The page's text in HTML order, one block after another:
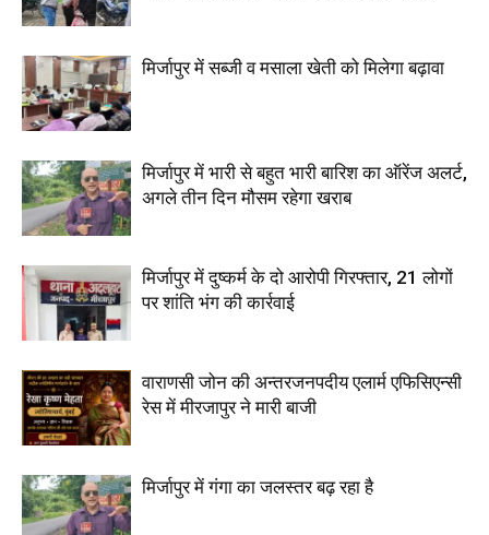
मिर्जापुर में सब्जी व मसाला खेती को मिलेगा बढ़ावा
मिर्जापुर में भारी से बहुत भारी बारिश का ऑरेंज अलर्ट,
अगले तीन दिन मौसम रहेगा खराब
मिर्जापुर में दुष्कर्म के दो आरोपी गिरफ्तार, 21 लोगों
पर शांति भंग की कार्रवाई
वाराणसी जोन की अन्तरजनपदीय एलार्म एफिसिएन्सी
रेस में मीरजापुर ने मारी बाजी
मिर्जापुर में गंगा का जलस्तर बढ़ रहा है